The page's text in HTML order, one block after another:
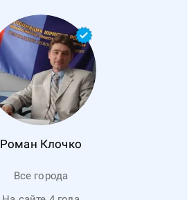
Роман Клочко
Все города